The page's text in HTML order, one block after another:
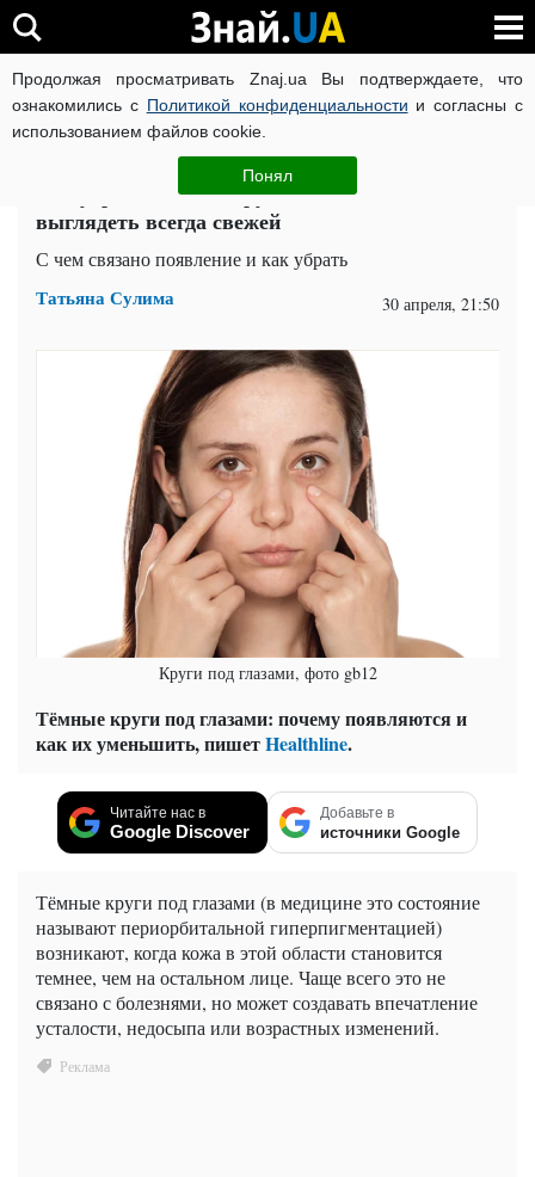
Продолжая просматривать Znaj.ua Вы подтверждаете, что
ознакомились с Политикой конфиденциальности и согласны с
использованием файлов cookie.
Понял
ВОЙНА РОССИИ ПРОТИВ УКРАИНЫ КОРОНАВИРУС В
ЧИТАТИ УКРАЇНСЬКОЮ
Как убрать темные круги под глазами и
выглядеть всегда свежей
С чем связано появление и как убрать
Татьяна Сулима 30 апреля, 21:50
Круги под глазами, фото gb12
Тёмные круги под глазами: почему появляются и
как их уменьшить, пишетHealthline.
Читайте нас в
Google Discover
Добавьте в
источники Google
Тёмные круги под глазами (в медицине это состояние
называют периорбитальной гиперпигментацией)
возникают, когда кожа в этой области становится
темнее, чем на остальном лице. Чаще всего это не
связано с болезнями, но может создавать впечатление
усталости, недосыпа или возрастных изменений.